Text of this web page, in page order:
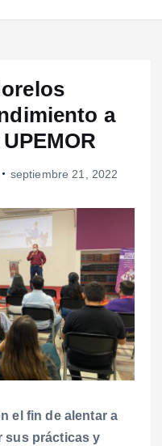
a
septiembre 21, 2022
el fin de alentar a
sus prácticas y